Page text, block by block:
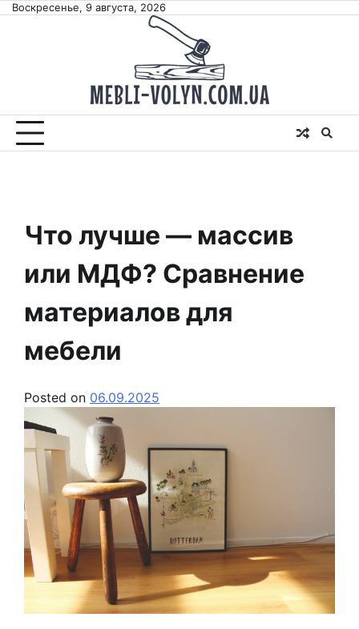
SkipВоскресенье, 9 августа, 2026
Что лучше — массив
или МДФ? Сравнение
материалов для
мебели
Posted on 06.09.2025